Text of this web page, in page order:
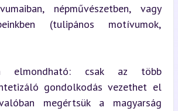
népművészetben, vagy
(tulipános motívumok,
elmondható: csak az több
gondolkodás vezethet el
megértsük a magyarság